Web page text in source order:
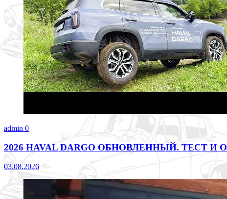
admin 0
2026 HAVAL DARGO ОБНОВЛЕННЫЙ. ТЕСТ И
03.08.2026